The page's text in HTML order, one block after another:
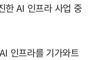
한 AI 인프라 사업 중
인프라를 기가와트